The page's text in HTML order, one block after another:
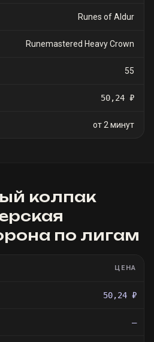
Runes of Aldur
Runemastered Heavy Crown
55
50,24 ₽
от 2 минут
колпак
по лигам
ЦЕНА
50,24 ₽
—